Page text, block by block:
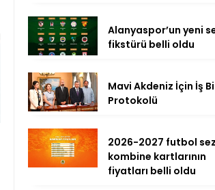
Alanyaspor’un yeni
fikstürü belli oldu
Mavi Akdeniz İçin İş
Protokolü
2026-2027 futbol
kombine kartlarının
fiyatları belli oldu